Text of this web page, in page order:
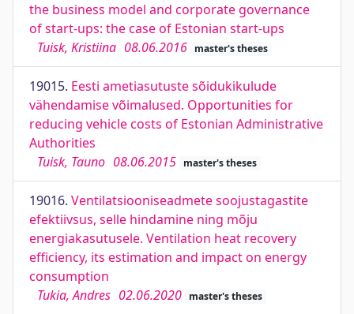
the business model and corporate governance
of start-ups: the case of Estonian start-ups
Tuisk, Kristiina 08.06.2016 master's theses
19015. Eesti ametiasutuste sõidukikulude
vähendamise võimalused. Opportunities for
reducing vehicle costs of Estonian Administrative
Authorities
Tuisk, Tauno 08.06.2015 master's theses
19016. Ventilatsiooniseadmete soojustagastite
efektiivsus, selle hindamine ning mõju
energiakasutusele. Ventilation heat recovery
efficiency, its estimation and impact on energy
consumption
Tukia, Andres 02.06.2020 master's theses